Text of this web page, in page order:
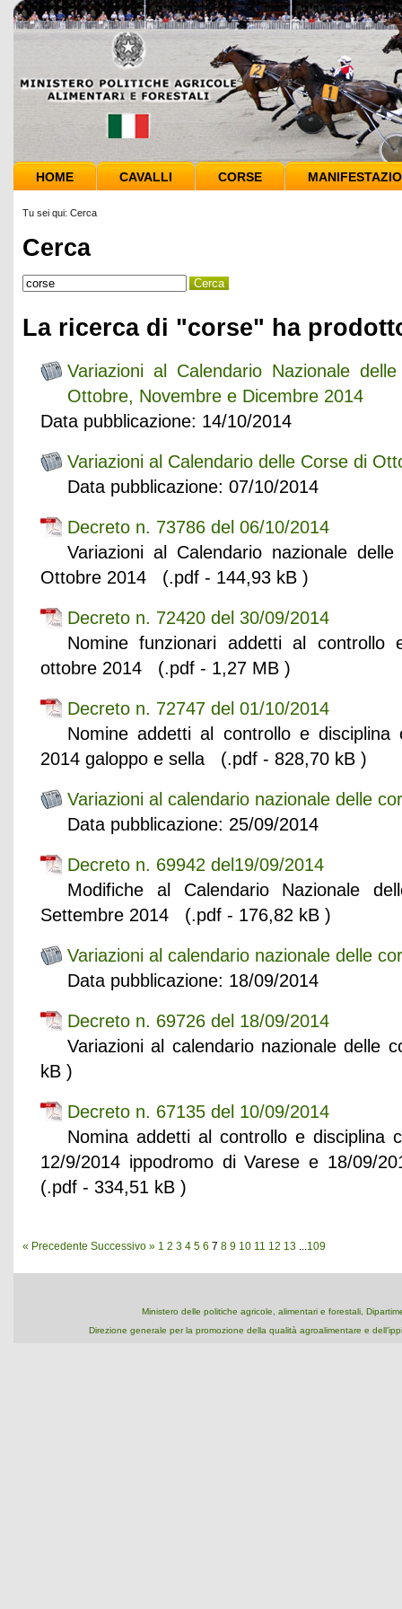
HOME CAVALLI CORSE
Tu sei qui: Cerca
Cerca
La ricerca di "corse" ha
Variazioni al Calendario Nazionale
Ottobre, Novembre e Dicembre 2014
Data pubblicazione: 14/10/2014
Variazioni al Calendario delle Corse di
Data pubblicazione: 07/10/2014
Decreto n. 73786 del 06/10/2014
Variazioni al Calendario nazionale
Ottobre 2014 (.pdf - 144,93 kB )
Decreto n. 72420 del 30/09/2014
Nomine funzionari addetti al
ottobre 2014 (.pdf - 1,27 MB )
Decreto n. 72747 del 01/10/2014
Nomine addetti al controllo e disciplina
2014 galoppo e sella (.pdf - 828,70 kB )
Variazioni al calendario nazionale delle
Data pubblicazione: 25/09/2014
Decreto n. 69942 del19/09/2014
Modifiche al Calendario Nazionale
Settembre 2014 (.pdf - 176,82 kB )
Variazioni al calendario nazionale delle
Data pubblicazione: 18/09/2014
Decreto n. 69726 del 18/09/2014
Variazioni al calendario nazionale
kB )
Decreto n. 67135 del 10/09/2014
Nomina addetti al controllo e disciplina
12/9/2014 ippodromo di Varese e 18/09/
(.pdf - 334,51 kB )
« Precedente Successivo » 1 2 3 4 5 6 7 8 9 10 11 12 13 ...109
Ministero delle politiche agricole, alimentari e forestali,
Direzione generale per la promozione della qualità agroalimentare e